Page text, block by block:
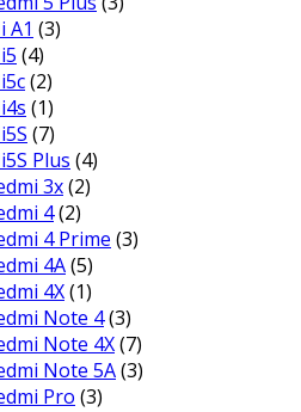
A1 (3)
(4)
(2)
(1)
(7)
Plus (4)
3x(2)
4(2)
4 Prime (3)
4A(5)
4X(1)
Note 4(3)
Note 4X(7)
Note 5A(3)
Pro (3)